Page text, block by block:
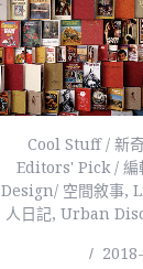
Cool Stuff / 新
Editors' Pick / 編
Design/ 空間敘事,
人日記, Urban